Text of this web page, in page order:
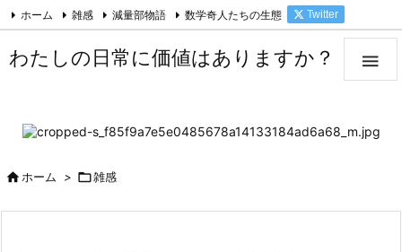

ホーム 雑感 減量部物語 数学奇人たちの生態 Twitter
わたしの日常に価値はありますか？
ホーム > 雑感